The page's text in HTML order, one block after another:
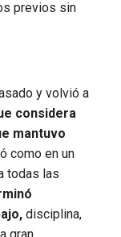
previos sin
y volvió a
considera
mantuvo
como en un
todas las
disciplina,